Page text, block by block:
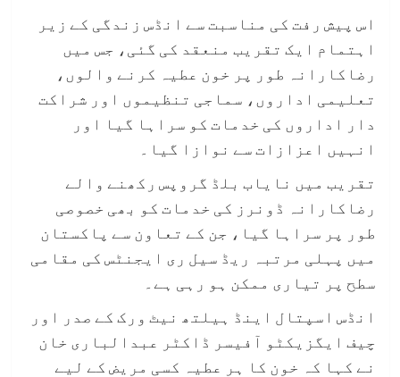
اس پیش رفت کی مناسبت سے انڈس زندگی کے زیر
اہتمام ایک تقریب منعقد کی گئی، جس میں
رضاکارانہ طور پر خون عطیہ کرنے والوں،
تعلیمی اداروں، سماجی تنظیموں اور شراکت
دار اداروں کی خدمات کو سراہا گیا اور
انہیں اعزازات سے نوازا گیا۔
تقریب میں نایاب بلڈ گروپس رکھنے والے
رضاکارانہ ڈونرز کی خدمات کو بھی خصوصی
طور پر سراہا گیا، جن کے تعاون سے پاکستان
میں پہلی مرتبہ ریڈ سیل ری ایجنٹس کی مقامی
سطح پر تیاری ممکن ہو رہی ہے۔
انڈس اسپتال اینڈ ہیلتھ نیٹ ورک کے صدر اور
چیف ایگزیکٹو آفیسر ڈاکٹر عبدالباری خان
نے کہا کہ خون کا ہر عطیہ کسی مریض کے لیے